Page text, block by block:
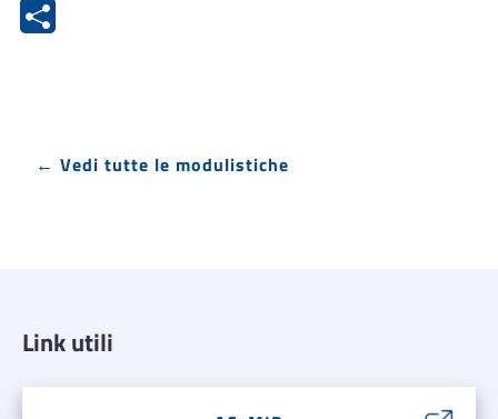
← Vedi tutte le modulistiche
Link utili